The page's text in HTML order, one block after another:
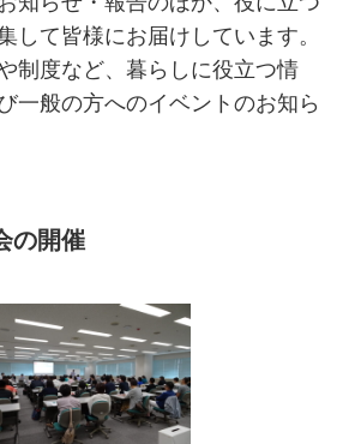
して皆様にお届けしています。
制度など、暮らしに役立つ情
般の方へのイベントのお知ら
の開催